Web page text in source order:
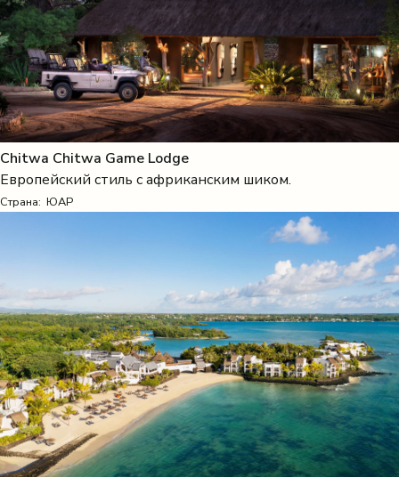
Chitwa Chitwa Game Lodge
Европейский стиль с африканским шиком.
Страна: ЮАР